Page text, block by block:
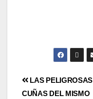
LAS PELIGROSAS
CUÑAS DEL MISMO